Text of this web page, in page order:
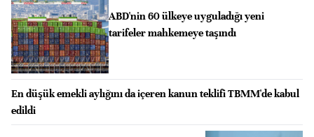
ABD'nin 60 ülkeye uyguladığı yeni
tarifeler mahkemeye taşındı
En düşük emekli aylığını da içeren kanun teklifi TBMM'de kabul
edildi